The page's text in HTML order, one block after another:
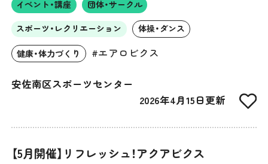
イベント・講座 団体・サークル
スポーツ・レクリエーション 体操・ダンス
健康・体力づくり #エアロビクス
安佐南区スポーツセンター
2026年4月15日更新
【5月開催】リフレッシュ！アクアビクス